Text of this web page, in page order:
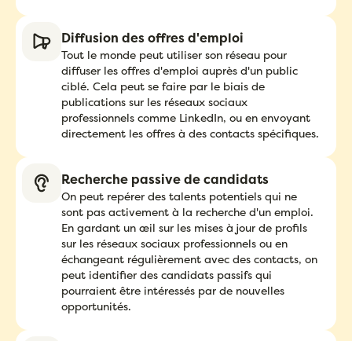
Diffusion des offres d'emploi
Tout le monde peut utiliser son réseau pour
diffuser les offres d'emploi auprès d'un public
ciblé. Cela peut se faire par le biais de
publications sur les réseaux sociaux
professionnels comme LinkedIn, ou en envoyant
directement les offres à des contacts spécifiques.
Recherche passive de candidats
On peut repérer des talents potentiels qui ne
sont pas activement à la recherche d'un emploi.
En gardant un œil sur les mises à jour de profils
sur les réseaux sociaux professionnels ou en
échangeant régulièrement avec des contacts, on
peut identifier des candidats passifs qui
pourraient être intéressés par de nouvelles
opportunités.